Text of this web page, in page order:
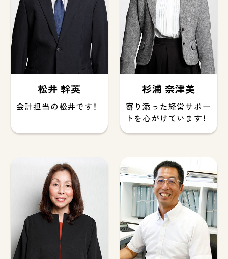
松井 幹英
会計担当の松井です！
杉浦 奈津美
寄り添った経営サポー
トを心がけています！